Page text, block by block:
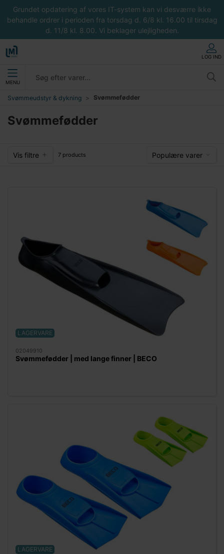
Grundet opdatering af vores IT-system kan vi desværre ikke
behandle ordrer i perioden fra torsdag d. 6/8 kl. 16.00 til tirsdag
d. 11/8 kl. 8.00. Vi beklager ulejligheden.
LOG IND
MENU
Svømmeudstyr & dykning Svømmefødder
Svømmefødder
Vis filtre 7 products Populære varer
LAGERVARE
02049910
Svømmefødder | med lange finner | BECO
LAGERVARE